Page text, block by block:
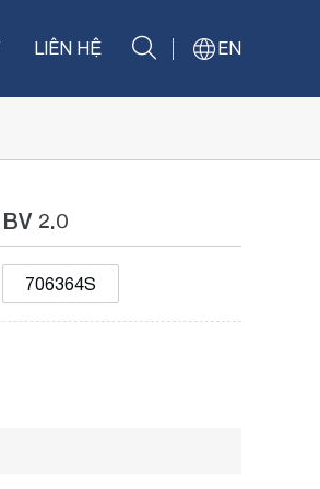
LIÊN HỆ EN
2.0
706364S